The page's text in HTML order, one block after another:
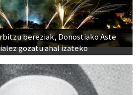
bereziak, Donostiako Aste
gozatu ahal izateko